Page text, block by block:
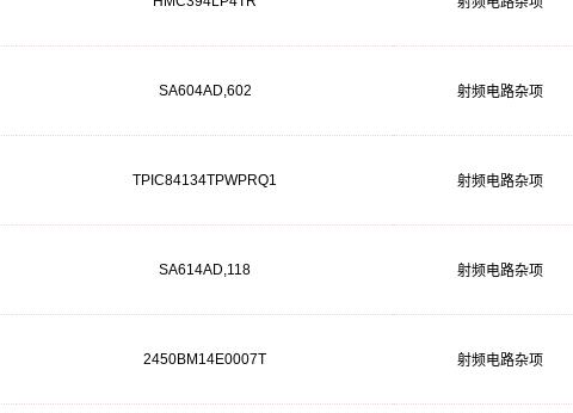
SA604AD,602 射频电路杂项
TPIC84134TPWPRQ1 射频电路杂项
SA614AD,118 射频电路杂项
2450BM14E0007T 射频电路杂项